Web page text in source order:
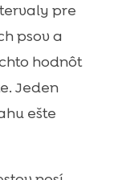
pre
psov a
hodnôt
Jeden
ešte